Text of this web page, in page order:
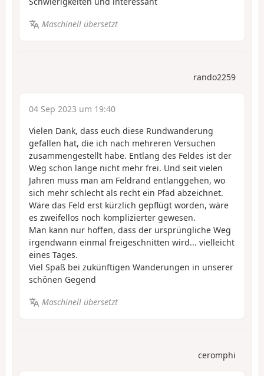
Maschinell übersetzt
rando2259
04 Sep 2023 um 19:40
Vielen Dank, dass euch diese Rundwanderung
gefallen hat, die ich nach mehreren Versuchen
zusammengestellt habe. Entlang des Feldes ist der
Weg schon lange nicht mehr frei. Und seit vielen
Jahren muss man am Feldrand entlanggehen, wo
sich mehr schlecht als recht ein Pfad abzeichnet.
Wäre das Feld erst kürzlich gepflügt worden, wäre
es zweifellos noch komplizierter gewesen.
Man kann nur hoffen, dass der ursprüngliche Weg
irgendwann einmal freigeschnitten wird... vielleicht
eines Tages.
Viel Spaß bei zukünftigen Wanderungen in unserer
schönen Gegend
Maschinell übersetzt
ceromphi